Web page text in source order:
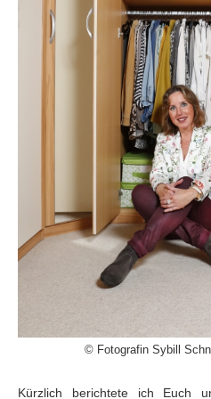
© Fotografin Sybill
Kürzlich berichtete ich Euch